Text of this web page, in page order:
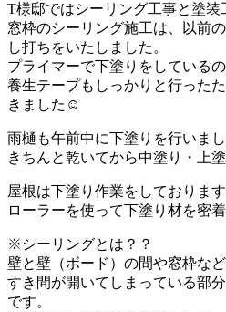
T様邸ではシーリング工事と塗装
窓枠のシーリング施工は、以前
し打ちをいたしました。
プライマーで下塗りをしている
養生テープもしっかりと行った
きました☺
雨樋も午前中に下塗りを行いまし
きちんと乾いてから中塗り・上
屋根は下塗り作業をしております
ローラーを使って下塗り材を密
※シーリングとは？？
壁と壁（ボード）の間や窓枠など
すき間が開いてしまっている部
です。